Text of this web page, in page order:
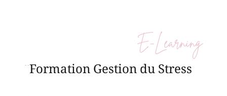
E-Learning
Formation Gestion du Stress